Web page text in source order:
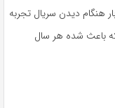
هنگام دیدن سریال تجربه
باعث شده هر سال